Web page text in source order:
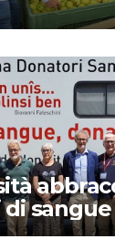
sangue